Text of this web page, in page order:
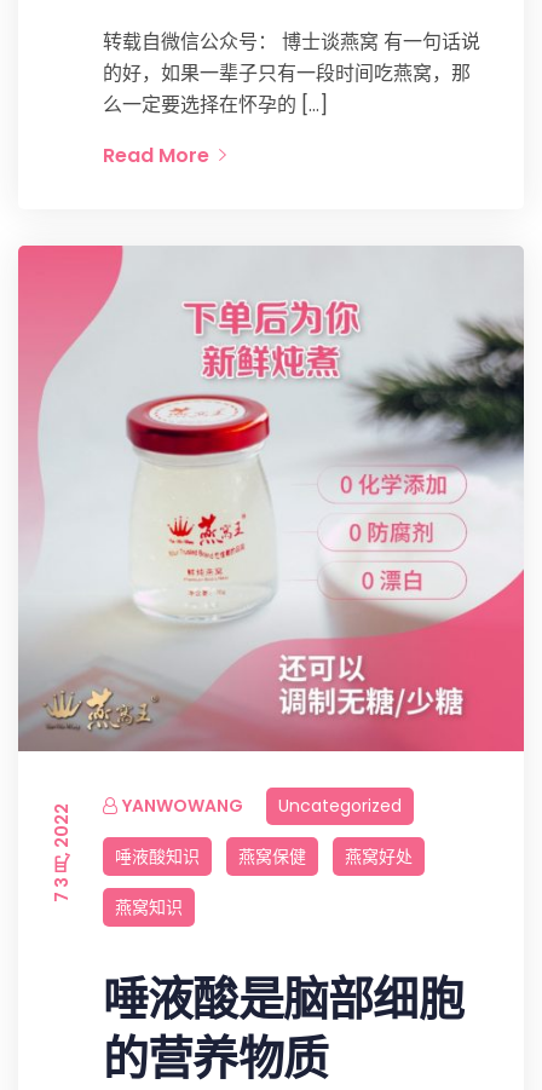
转载自微信公众号： 博士谈燕窝 有一句话说
的好，如果一辈子只有一段时间吃燕窝，那
么一定要选择在怀孕的 […]
Read More
YANWOWANG
7 3 月, 2022 Uncategorized
唾液酸知识 燕窝保健 燕窝好处
燕窝知识
唾液酸是脑部细胞
的营养物质